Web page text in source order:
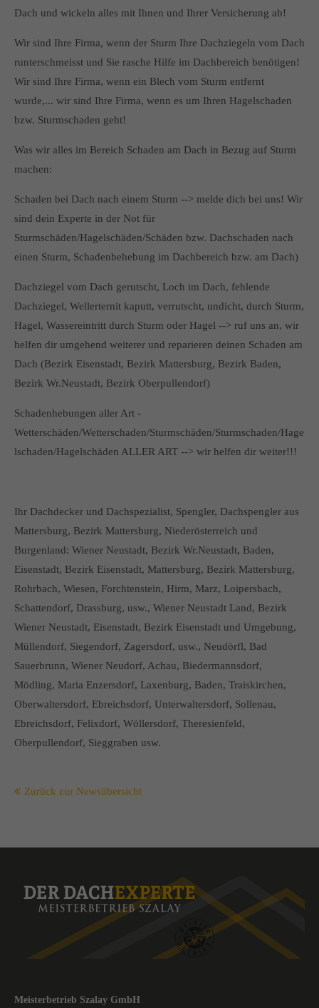
Dach und wickeln alles mit Ihnen und Ihrer Versicherung ab!
Wir sind Ihre Firma, wenn der Sturm Ihre Dachziegeln vom Dach
runterschmeisst und Sie rasche Hilfe im Dachbereich benötigen!
Wir sind Ihre Firma, wenn ein Blech vom Sturm entfernt
wurde,... wir sind Ihre Firma, wenn es um Ihren Hagelschaden
bzw. Sturmschaden geht!
Was wir alles im Bereich Schaden am Dach in Bezug auf Sturm
machen:
Schaden bei Dach nach einem Sturm --> melde dich bei uns! Wir
sind dein Experte in der Not für
Sturmschäden/Hagelschäden/Schäden bzw. Dachschaden nach
einen Sturm, Schadenbehebung im Dachbereich bzw. am Dach)
Dachziegel vom Dach gerutscht, Loch im Dach, fehlende
Dachziegel, Wellerternit kaputt, verrutscht, undicht, durch Sturm,
Hagel, Wassereintritt durch Sturm oder Hagel --> ruf uns an, wir
helfen dir umgehend weiterer und reparieren deinen Schaden am
Dach (Bezirk Eisenstadt, Bezirk Mattersburg, Bezirk Baden,
Bezirk Wr.Neustadt, Bezirk Oberpullendorf)
Schadenhebungen aller Art -
Wetterschäden/Wetterschaden/Sturmschäden/Sturmschaden/Hage
lschaden/Hagelschäden ALLER ART --> wir helfen dir weiter!!!
Ihr Dachdecker und Dachspezialist, Spengler, Dachspengler aus
Mattersburg, Bezirk Mattersburg, Niederösterreich und
Burgenland: Wiener Neustadt, Bezirk Wr.Neustadt, Baden,
Eisenstadt, Bezirk Eisenstadt, Mattersburg, Bezirk Mattersburg,
Rohrbach, Wiesen, Forchtenstein, Hirm, Marz, Loipersbach,
Schattendorf, Drassburg, usw., Wiener Neustadt Land, Bezirk
Wiener Neustadt, Eisenstadt, Bezirk Eisenstadt und Umgebung,
Müllendorf, Siegendorf, Zagersdorf, usw., Neudörfl, Bad
Sauerbrunn, Wiener Neudorf, Achau, Biedermannsdorf,
Mödling, Maria Enzersdorf, Laxenburg, Baden, Traiskirchen,
Oberwaltersdorf, Ebreichsdorf, Unterwaltersdorf, Sollenau,
Ebreichsdorf, Felixdorf, Wöllersdorf, Theresienfeld,
Oberpullendorf, Sieggraben usw.
Zurück zur Newsübersicht
Meisterbetrieb Szalay GmbH